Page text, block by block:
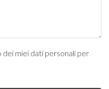
miei dati personali per